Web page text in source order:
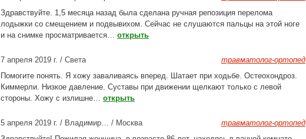
Здравствуйте. 1,5 месяца назад была сделана ручная репозиция перелома
лодыжки со смещением и подвывихом. Сейчас не слушаются пальцы на этой ноге
и на снимке просматривается… открыть
травматолог-ортопед
7 апреля 2019 г. / Света
Помогите понять. Я хожу заваливаясь вперед. Шатает при ходьбе. Остеохондроз.
Киммерли. Низкое давление. Суставы при движении щелкают только с левой
стороны. Хожу с излишне… открыть
травматолог-ортопед
5 апреля 2019 г. / Владимир… / Москва